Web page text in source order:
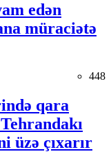
edən
müraciətə
448
qara
üzə çıxarır